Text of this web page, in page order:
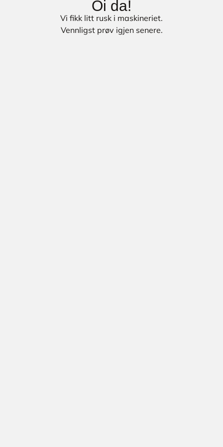
Oi da!
Vi fikk litt rusk i maskineriet.
Vennligst prøv igjen senere.